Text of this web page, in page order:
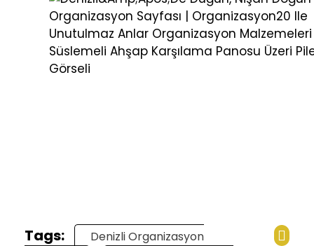
Tags:
Denizli Organizasyon